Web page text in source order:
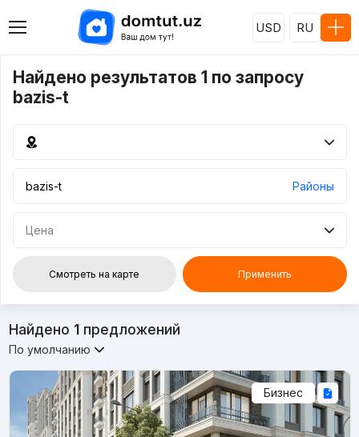
USD RU
Найдено результатов 1 по запросу
bazis-t
Районы
Цена
Смотреть на карте Применить
Найдено 1предложений
По умолчанию
Бизнес